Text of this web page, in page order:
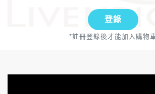
登錄
*註冊登錄後才能加入購物